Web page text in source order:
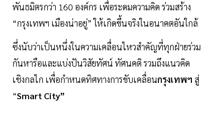
พันธมิตรกว่า 160 องค์กร เพื่อระดมความคิด ร่วมสร้าง
“กรุงเทพฯ เมืองน่าอยู่” ให้เกิดขึ้นจริงในอนาคตอันใกล้
ซึ่งนับว่าเป็นหนึ่งในความเคลื่อนไหวสำคัญที่ทุกฝ่ายร่วม
กันหารือและแบ่งปันวิสัยทัศน์ ทัศนคติ รวมถึงแนวคิด
เชิงกลไก เพื่อกำหนดทิศทางการขับเคลื่อนกรุงเทพฯ สู่
“Smart City”